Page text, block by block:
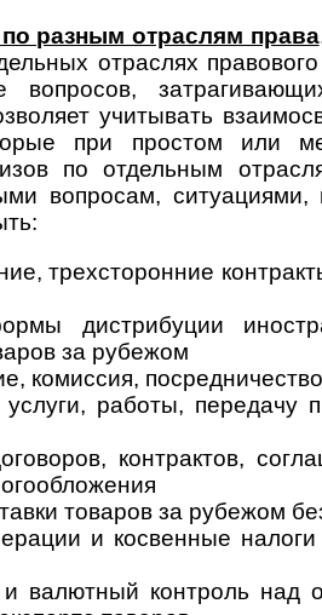
разным отраслям права
от­рас­лях
вопросов,
учитывать
при простом или
по отдельным
вопросам,
трех­сто­рон­ние
дистрибуции
за рубежом
комиссия,
работы, передачу
контрактов,
товаров за рубежом
и косвенные
валютный контроль над